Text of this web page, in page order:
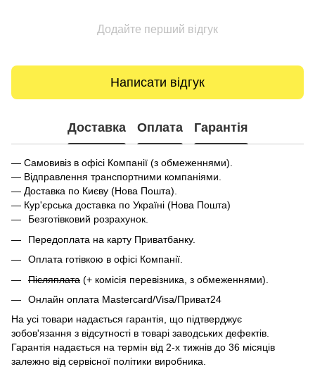
Додайте перший відгук
Написати відгук
Доставка Оплата Гарантія
— Самовивіз в офісі Компанії (з обмеженнями).
— Відправлення транспортними компаніями.
— Доставка по Києву (Нова Пошта).
— Кур'єрська доставка по Україні (Нова Пошта)
Безготівковий розрахунок.
Передоплата на карту Приватбанку.
Оплата готівкою в офісі Компанії.
Післяплата (+ комісія перевізника, з обмеженнями).
Онлайн оплата Mastercard/Visa/Приват24
На усі товари надається гарантія, що підтверджує
зобов'язання з відсутності в товарі заводських дефектів.
Гарантія надається на термін від 2-х тижнів до 36 місяців
залежно від сервісної політики виробника.